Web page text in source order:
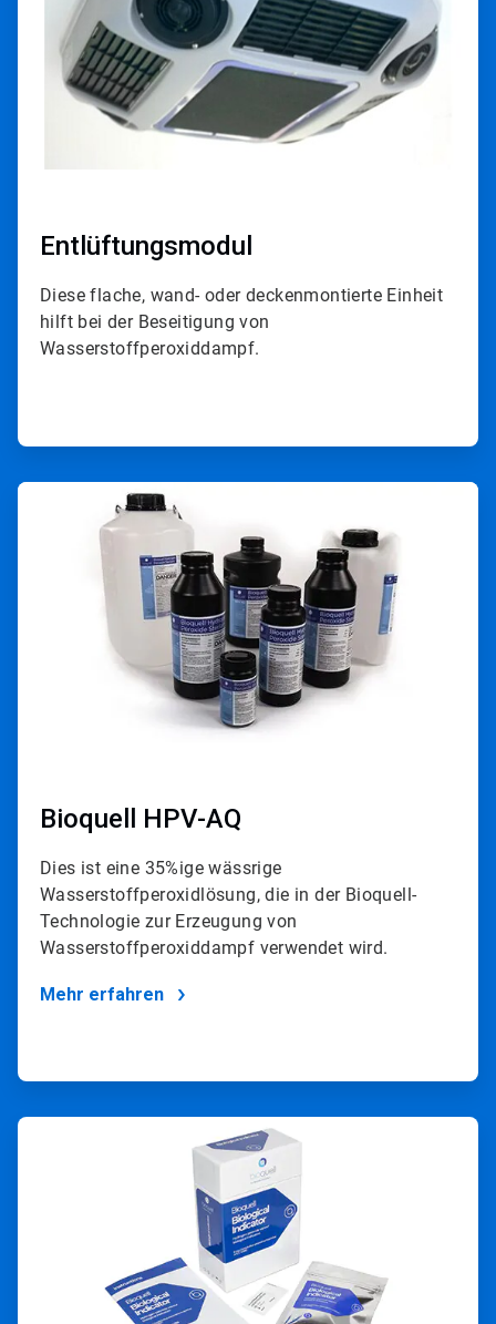
Entlüftungsmodul
Diese flache, wand- oder deckenmontierte Einheit
hilft bei der Beseitigung von
Wasserstoffperoxiddampf.
ArticleTile
Bioquell HPV-AQ
Dies ist eine 35%ige wässrige
Wasserstoffperoxidlösung, die in der Bioquell-
Technologie zur Erzeugung von
Wasserstoffperoxiddampf verwendet wird.
Mehr erfahren
ArticleTile